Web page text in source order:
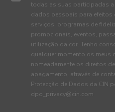
todas as suas participadas
dados pessoais para efeitos
serviços, programas de
promocionais, eventos,
utilização da cor. Tenho
qualquer momento os meus
nomeadamente os direitos
apagamento, através de
Protecção de Dados da CIN
dpo_privacy@cin.com